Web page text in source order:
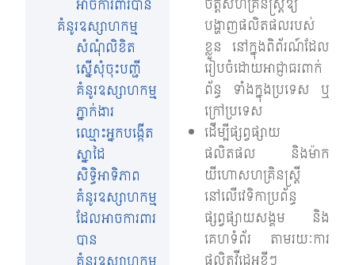
អាចការពារបាន
គំនូរឧស្សាហកម្ម
សំណុំលិខិត
ស្នើសុំចុះបញ្ជី
គំនូរឧស្សាហកម្ម
ភ្នាក់ងារ
ឈ្មោះអ្នកបង្កើត
ស្នាដៃ
សិទ្ធិអាទិភាព
គំនូរឧស្សាហកម្ម
ដែលអាចការពារ
បាន
បង្ហាញផលិតផលរបស់
ខ្លួន នៅក្នុងពិព័រណ៍ដែល
រៀបចំដោយអាជ្ញាធរពាក់
ព័ន្ធ ទាំងក្នុងប្រទេស ឬ
ក្រៅប្រទេស
ដើម្បីផ្សព្វផ្សាយ
ផលិតផល និងម៉ាក
យីហោសហគ្រិនស្ត្រី
នៅលើវេទិកាប្រព័ន្ធ
ផ្សព្វផ្សាយសង្គម និង
គេហទំព័រ តាមរយៈការ